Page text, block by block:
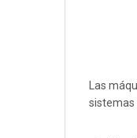
Las
sistemas